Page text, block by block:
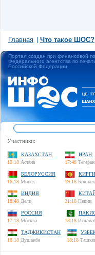
Главная Что такое ШОС?
Портал создан при финансовой
Федерального агентства по
Российской Федерации
Участники:
КАЗАХСТАН
19:18 Астана
ИРАН
17:48 Тегеран
БЕЛОРУССИЯ
16:18 Минск
19:18 Бишкек
ИНДИЯ
18:48 Дели
21:18 Пекин
РОССИЯ
17:18 Москва
18:18
ТАДЖИКИСТАН
18:18 Душанбе
18:18